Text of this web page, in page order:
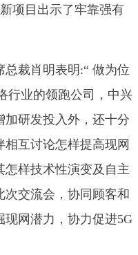
项目出示了牢靠强有
裁肖明表明:“ 做为位
行业的领跑公司，中兴
加研发投入外，还十分
互讨论怎样提高现网
怎样技术性演变及自主
次交流会，协同顾客和
网潜力，协力促进5G